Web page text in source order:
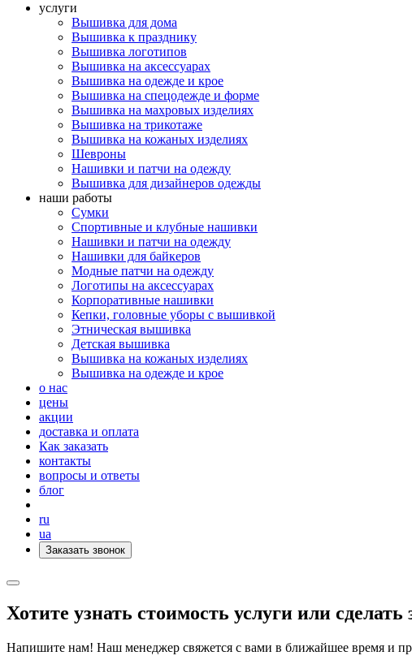
услуги
Вышивка для дома
Вышивка к празднику
Вышивка логотипов
Вышивка на аксессуарах
Вышивка на одежде и крое
Вышивка на спецодежде и форме
Вышивка на махровых изделиях
Вышивка на трикотаже
Вышивка на кожаных изделиях
Шевроны
Нашивки и патчи на одежду
Вышивка для дизайнеров одежды
наши работы
Сумки
Спортивные и клубные нашивки
Нашивки и патчи на одежду
Нашивки для байкеров
Модные патчи на одежду
Логотипы на аксессуарах
Корпоративные нашивки
Кепки, головные уборы с вышивкой
Этническая вышивка
Детская вышивка
Вышивка на кожаных изделиях
Вышивка на одежде и крое
о нас
цены
акции
доставка и оплата
Как заказать
контакты
вопросы и ответы
блог
ru
ua
Заказать звонок
Хотите узнать стоимость услуги или сделать
Напишите нам! Наш менеджер свяжется с вами в ближайшее время и